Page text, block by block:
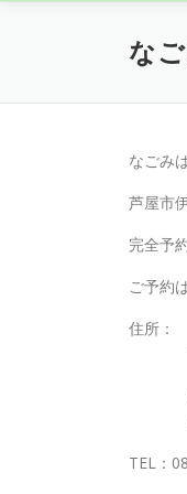
な
なごみ
芦屋市
完全予
ご予約
住所：
〒
芦
スマ
TEL：